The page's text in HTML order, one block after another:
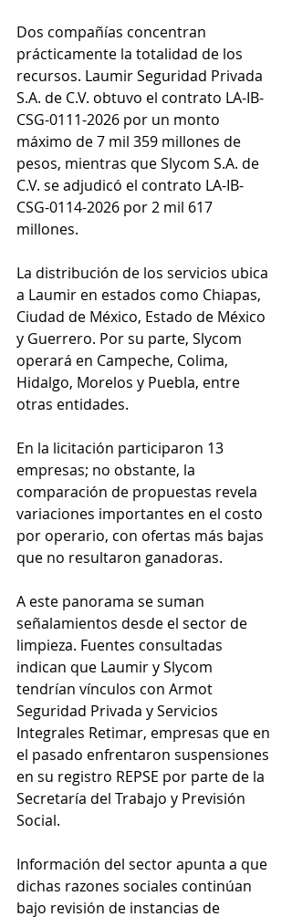
Dos compañías concentran
prácticamente la totalidad de los
recursos. Laumir Seguridad Privada
S.A. de C.V. obtuvo el contrato LA-IB-
CSG-0111-2026 por un monto
máximo de 7 mil 359 millones de
pesos, mientras que Slycom S.A. de
C.V. se adjudicó el contrato LA-IB-
CSG-0114-2026 por 2 mil 617
millones.
La distribución de los servicios ubica
a Laumir en estados como Chiapas,
Ciudad de México, Estado de México
y Guerrero. Por su parte, Slycom
operará en Campeche, Colima,
Hidalgo, Morelos y Puebla, entre
otras entidades.
En la licitación participaron 13
empresas; no obstante, la
comparación de propuestas revela
variaciones importantes en el costo
por operario, con ofertas más bajas
que no resultaron ganadoras.
A este panorama se suman
señalamientos desde el sector de
limpieza. Fuentes consultadas
indican que Laumir y Slycom
tendrían vínculos con Armot
Seguridad Privada y Servicios
Integrales Retimar, empresas que en
el pasado enfrentaron suspensiones
en su registro REPSE por parte de la
Secretaría del Trabajo y Previsión
Social.
Información del sector apunta a que
dichas razones sociales continúan
bajo revisión de instancias de